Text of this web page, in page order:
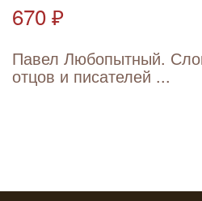
670 ₽
Павел Любопытный.
отцов и писателей ...